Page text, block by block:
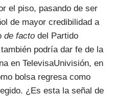
el piso, pasando de ser
de mayor credibilidad a
de facto del Partido
podría dar fe de la
en TelevisaUnivisión, en
bolsa regresa como
¿Es esta la señal de